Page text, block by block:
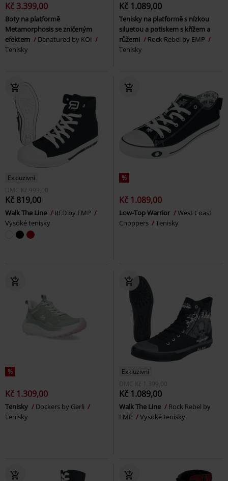
Kč 3.399,00
Boty na platformě
Metamorphosis se zničeným
efektem
Denatured by KOI
Tenisky
Kč 1.089,00
Tenisky na platformě s nízkou
siluetou a potiskem s křížem a
růžemi
Rock Rebel by EMP
Tenisky
Exkluzivní
DMC
Kč 999,00
Kč 819,00
Walk The Line
RED by EMP
Vysoké tenisky
%
Kč 1.089,00
Low-Top Warrior
West Coast
Choppers
Tenisky
%
Kč 1.309,00
Tenisky
Dockers by Gerli
Tenisky
Exkluzivní
DMC
Kč 1.399,00
Kč 1.089,00
Walk The Line
Rock Rebel by
EMP
Vysoké tenisky